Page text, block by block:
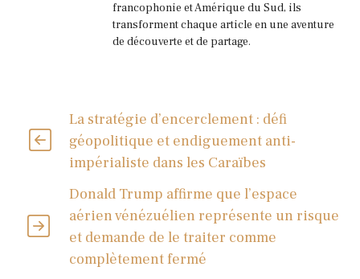
francophonie et Amérique du Sud, ils
transforment chaque article en une aventure
de découverte et de partage.
La stratégie d’encerclement : défi
géopolitique et endiguement anti-
impérialiste dans les Caraïbes
Donald Trump affirme que l’espace
aérien vénézuélien représente un risque
et demande de le traiter comme
complètement fermé